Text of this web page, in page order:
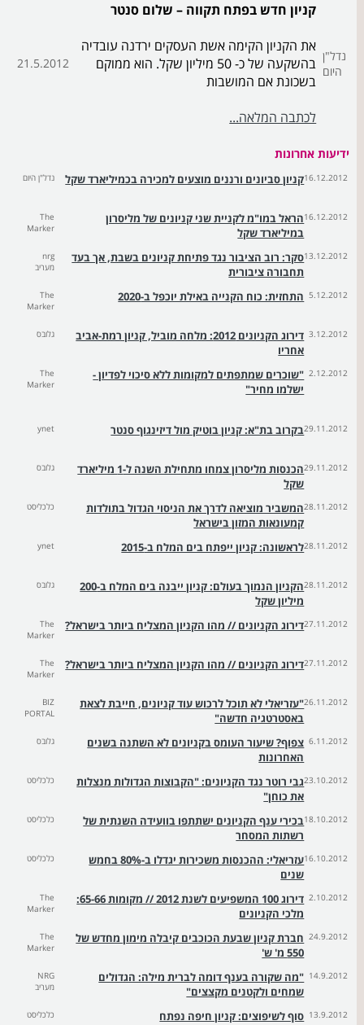
נדל"ן
היום
קניון חדש בפתח תקווה – שלום סנטר
את הקניון הקימה אשת העסקים ירדנה עובדיה
בהשקעה של כ- 50 מיליון שקל. הוא ממוקם
בשכונת אם המושבות
לכתבה המלאה...
21.5.2012
ידיעות אחרונות
16.12.2012קניון סביונים ורננים מוצעים למכירה בכמיליארד שקל נדל"ן היום
16.12.2012הראל במו"מ לקניית שני קניונים של מליסרון
במיליארד שקל
The
Marker
13.12.2012סקר: רוב הציבור נגד פתיחת קניונים בשבת, אך בעד
תחבורה ציבורית
nrg
מעריב
5.12.2012 התחזית: כוח הקנייה באילת יוכפל ב-2020
The
Marker
3.12.2012
דירוג הקניונים 2012: מלחה מוביל, קניון רמת-אביב
אחריו
גלובס
2.12.2012 "שוכרים שמתפתים למקומות ללא סיכוי לפדיון -
ישלמו מחיר"
The
Marker
29.11.2012בקרוב בת"א: קניון בוטיק מול דיזינגוף סנטר ynet
29.11.2012
הכנסות מליסרון צמחו מתחילת השנה ל-1 מיליארד
שקל
גלובס
28.11.2012המשביר מוציאה לדרך את הניסוי הגדול בתולדות
קמעונאות המזון בישראל
כלכליסט
28.11.2012לראשונה: קניון ייפתח בים המלח ב-2015 ynet
28.11.2012
הקניון הנמוך בעולם: קניון ייבנה בים המלח ב-200
מיליון שקל
גלובס
27.11.2012דירוג הקניונים // מהו הקניון המצליח ביותר בישראל?
The
Marker
27.11.2012דירוג הקניונים // מהו הקניון המצליח ביותר בישראל?
The
Marker
26.11.2012"עזריאלי לא תוכל לרכוש עוד קניונים, חייבת לצאת
באסטרטגיה חדשה"
BIZ
PORTAL
6.11.2012 צפוף? שיעור העומס בקניונים לא השתנה בשנים
האחרונות
גלובס
23.10.2012גבי רוטר נגד הקניונים: "הקבוצות הגדולות מנצלות
את כוחן"
כלכליסט
18.10.2012בכירי ענף הקניונים ישתתפו בוועידה השנתית של
רשתות המסחר
כלכליסט
16.10.2012
עזריאלי: ההכנסות משכירות יגדלו ב-80% בחמש
שנים
כלכליסט
2.10.2012
דירוג 100 המשפיעים לשנת 2012 // מקומות 65-66:
מלכי הקניונים
The
Marker
24.9.2012 חברת קניון שבעת הכוכבים קיבלה מימון מחדש של
550 מ' ש'
The
Marker
14.9.2012 "מה שקורה בענף דומה לברית מילה: הגדולים
שמחים ולקטנים מקצצים"
NRG
מעריב
13.9.2012 סוף לשיפוצים: קניון חיפה נפתח כלכליסט